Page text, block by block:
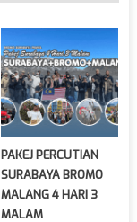
PAKEJ PERCUTIAN
SURABAYA BROMO
MALANG 4 HARI 3
MALAM